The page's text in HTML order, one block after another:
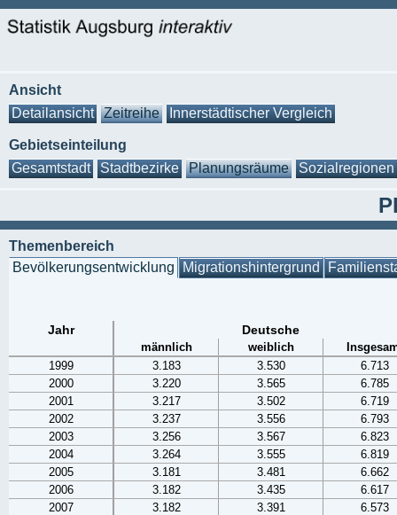
Ansicht
Detailansicht
Zeitreihe Innerstädtischer Vergleich
Gebietseinteilung
Gesamtstadt
Stadtbezirke Planungsräume Sozialregionen
Themenbereich
Bevölkerungsentwicklung Migrationshintergrund
Jahr Deutsche
männlich weiblich
1999
3.183 3.530
6.713
2000
3.220 3.565
6.785
2001
3.217 3.502
6.719
2002
3.237 3.556
6.793
2003
3.256 3.567
6.823
2004
3.264 3.555
6.819
2005
3.181 3.481
6.662
2006
3.182 3.435
6.617
2007
3.182 3.391
6.573